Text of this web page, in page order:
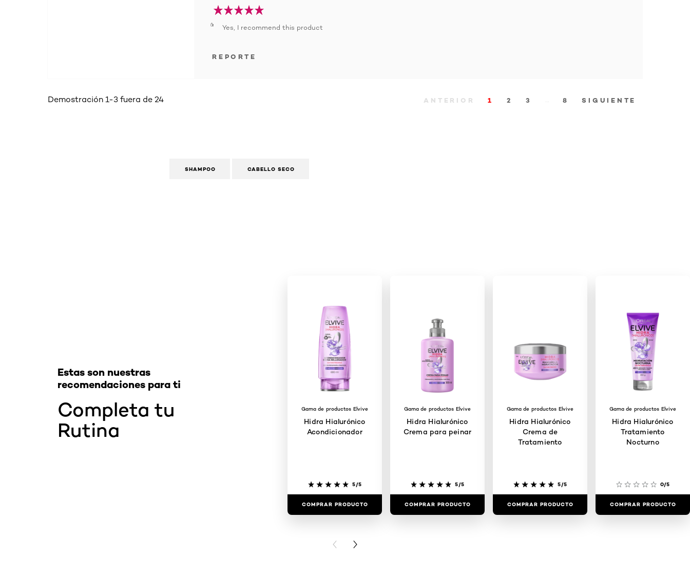
Yes, I recommend this product
REPORTE
Demostración 1-3 fuera de 24 ANTERIOR 1 2 3 8 SIGUIENTE
SHAMPOO CABELLO SECO
Completa tu
Rutina
Estas son nuestras
recomendaciones para ti
Gama de productos Elvive
Hidra Hialurónico
Acondicionador
5/5
COMPRAR PRODUCTO
Gama de productos Elvive
Hidra Hialurónico
Crema para peinar
5/5
COMPRAR PRODUCTO
Gama de productos Elvive
Hidra Hialurónico
Crema de
Tratamiento
5/5
COMPRAR PRODUCTO
Gama de productos Elvive
Hidra Hialurónico
Tratamiento
Nocturno
0/5
COMPRAR PRODUCTO
PREVIOUS CARD
NEXT CARD